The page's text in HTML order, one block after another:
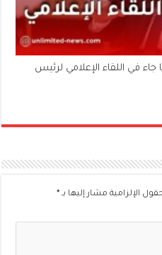
في اللقاء الإعلامي لرئيس
الإلزامية مشار إليها بـ*